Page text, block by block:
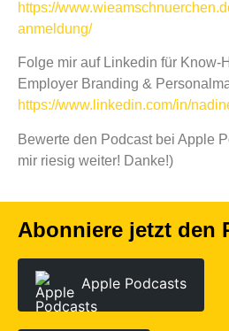
https://
anmeldung/
Folge mir auf Linkedin für Know-
Employer Branding &
https://www.linkedin.com/in/
Bewerte den Podcast bei Apple
mir riesig weiter! Danke!)
Abonniere jetzt den
Apple Podcasts